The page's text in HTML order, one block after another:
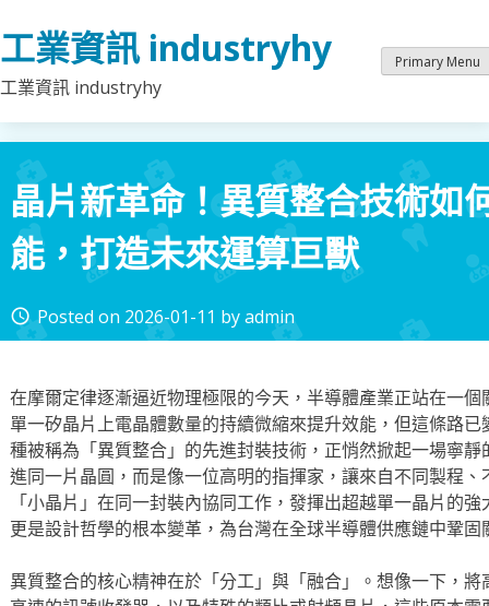
to
content
工業資訊 industryhy
工業資訊 industryhy
Primary Menu
晶片新革命！異質整合技術如
能，打造未來運算巨獸
access_time Posted on 2026-01-11 byadmin
在摩爾定律逐漸逼近物理極限的今天，半導體產業正站在一
單一矽晶片上電晶體數量的持續微縮來提升效能，但這條路
種被稱為「異質整合」的先進封裝技術，正悄然掀起一場寧
進同一片晶圓，而是像一位高明的指揮家，讓來自不同製程
「小晶片」在同一封裝內協同工作，發揮出超越單一晶片的
更是設計哲學的根本變革，為台灣在全球半導體供應鏈中鞏
異質整合的核心精神在於「分工」與「融合」。想像一下，